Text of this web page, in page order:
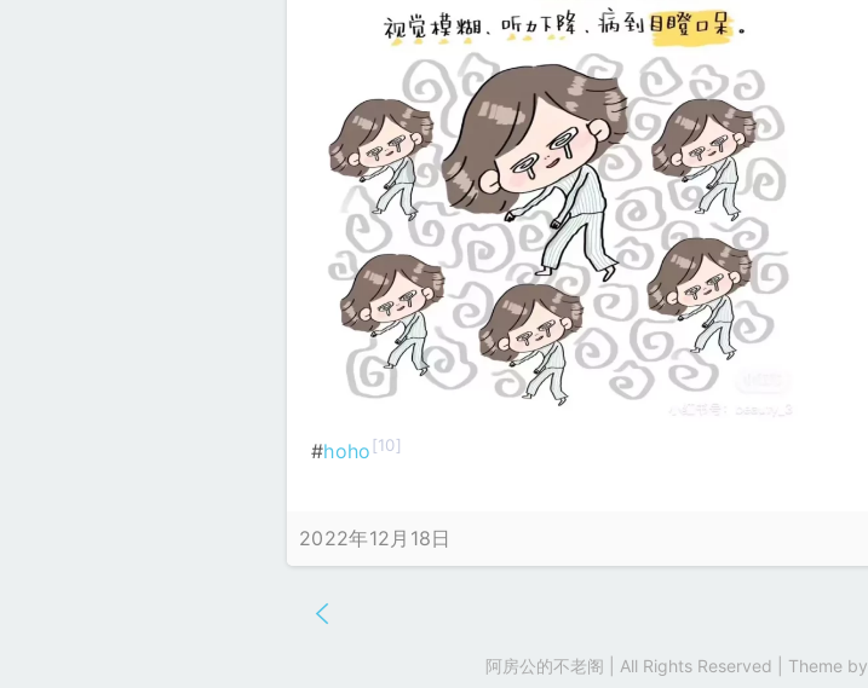
#hoho [10]
2022年12月18日
阿房公的不老阁 | All Rights Reserved | Theme by